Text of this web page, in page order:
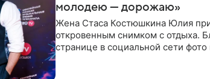
молодею — дорожаю»
Жена Стаса Костюшкина Юлия
откровенным снимком с отдыха.
странице в социальной сети